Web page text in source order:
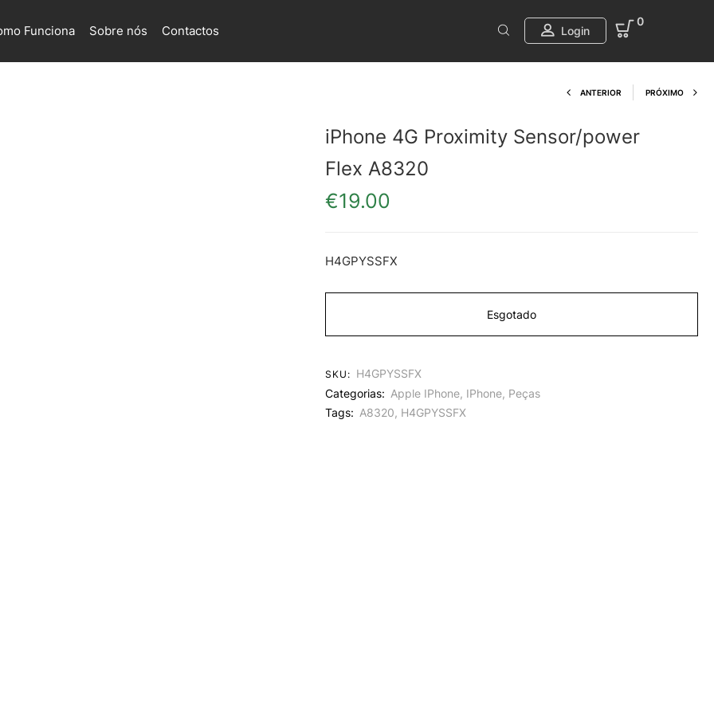
Funciona Sobre nós Contactos Login
0
Product
ANTERIOR PRÓXIMO
iPhone 4G Proximity Sensor/power
Flex A8320
€19.00
H4GPYSSFX
Esgotado
SKU: H4GPYSSFX
Categorias: Apple IPhone, IPhone, Peças
Tags: A8320, H4GPYSSFX